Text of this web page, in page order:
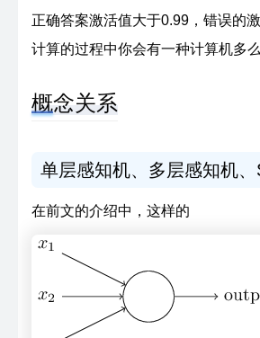
正确答案激活值大于0.99，错误的
计算的过程中你会有一种计算机多
概念关系
单层感知机、多层感知机
在前文的介绍中，这样的